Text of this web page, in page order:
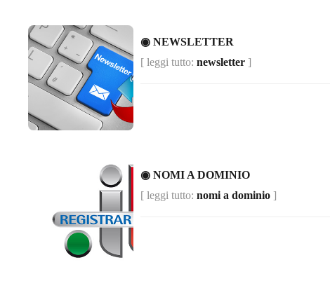
◉ NEWSLETTER
[ leggi tutto: newsletter ]
◉ NOMI A DOMINIO
[ leggi tutto: nomi a dominio ]